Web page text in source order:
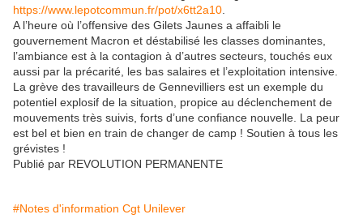
https://www.lepotcommun.fr/pot/x6tt2a10
A l’heure où l’offensive des Gilets Jaunes a affaibli le
gouvernement Macron et déstabilisé les classes dominantes,
l’ambiance est à la contagion à d’autres secteurs, touchés eux
aussi par la précarité, les bas salaires et l’exploitation intensive.
La grève des travailleurs de Gennevilliers est un exemple du
potentiel explosif de la situation, propice au déclenchement de
mouvements très suivis, forts d’une confiance nouvelle. La peur
est bel et bien en train de changer de camp ! Soutien à tous les
grévistes !
Publié par REVOLUTION PERMANENTE
#Notes d'information Cgt Unilever